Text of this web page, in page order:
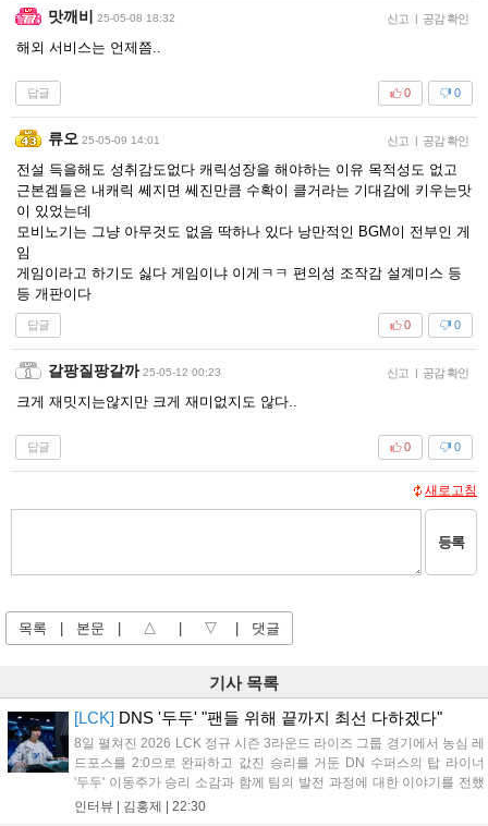
맛깨비 25-05-08 18:32 신고 | 공감 확인
해외 서비스는 언제쯤..
답글 0
0
류오 25-05-09 14:01 신고 | 공감 확인
전설 득을해도 성취감도없다 캐릭성장을 해야하는 이유 목적성도 없고
근본겜들은 내캐릭 쎄지면 쎄진만큼 수확이 클거라는 기대감에 키우는맛
이 있었는데
모비노기는 그냥 아무것도 없음 딱하나 있다 낭만적인 BGM이 전부인 게
임
게임이라고 하기도 싫다 게임이냐 이게ㅋㅋ 편의성 조작감 설계미스 등
등 개판이다
답글 0
0
갈팡질팡갈까 25-05-12 00:23 신고 | 공감 확인
크게 재밋지는않지만 크게 재미없지도 않다..
답글 0
0
새로고침
등록
목록 본문 △ ▽ 댓글
기사 목록
[LCK] DNS '두두' "팬들 위해 끝까지 최선 다하겠다"
8일 펼쳐진 2026 LCK 정규 시즌 3라운드 라이즈 그룹 경기에서 농심 레
드포스를 2:0으로 완파하고 값진 승리를 거둔 DN 수퍼스의 탑 라이너
'두두' 이동주가 승리 소감과 함께 팀의 발전 과정에 대한 이야기를 전했
다. 먼저 오랜만의 2:0 완승에 대해 '두두'는 "진짜 오랜만에 거둔 2:0 승
인터뷰 | 김홍제 | 22:30